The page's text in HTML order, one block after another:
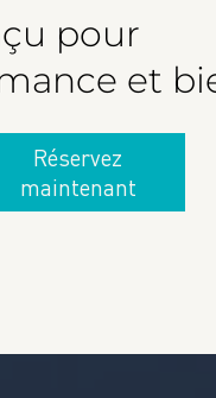
pour
et
Réservez
maintenant